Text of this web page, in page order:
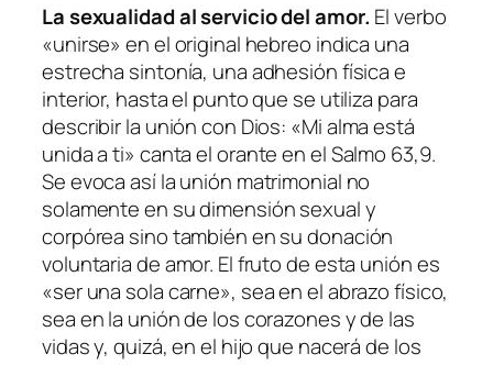
La sexualidad al servicio del amor. El verbo
«unirse» en el original hebreo indica una
estrecha sintonía, una adhesión física e
interior, hasta el punto que se utiliza para
describir la unión con Dios: «Mi alma está
unida a ti» canta el orante en el Salmo 63,9.
Se evoca así la unión matrimonial no
solamente en su dimensión sexual y
corpórea sino también en su donación
voluntaria de amor. El fruto de esta unión es
«ser una sola carne», sea en el abrazo físico,
sea en la unión de los corazones y de las
vidas y, quizá, en el hijo que nacerá de los